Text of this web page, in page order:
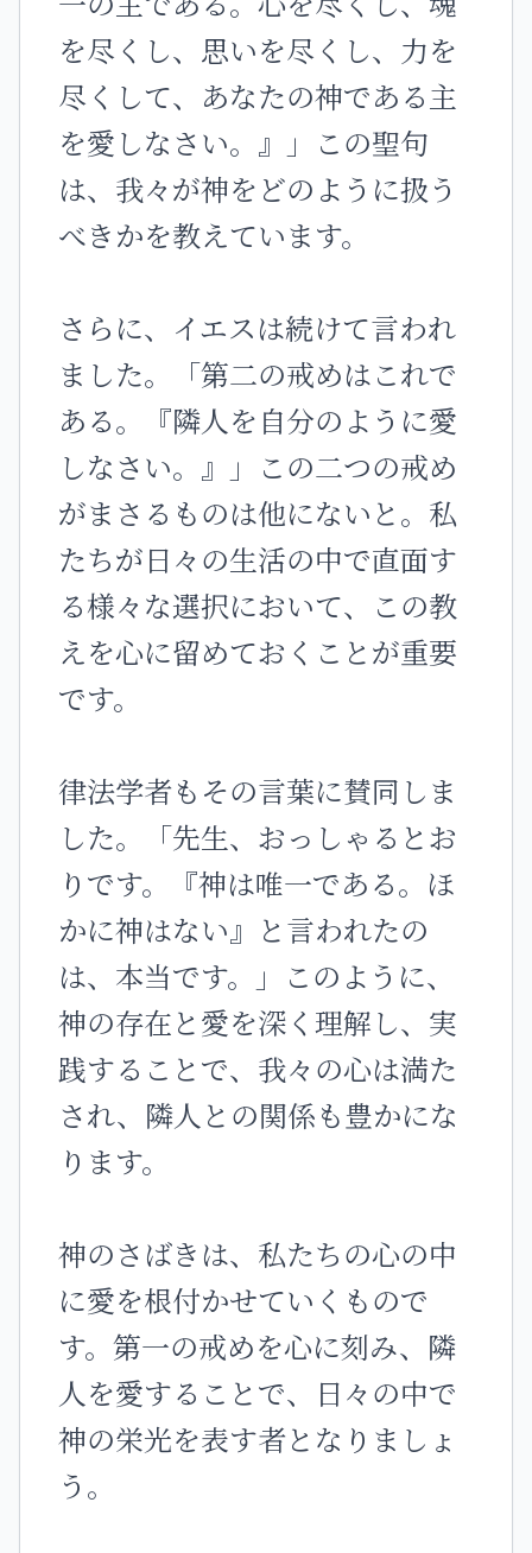
を尽くし、思いを尽くし、力を
尽くして、あなたの神である主
を愛しなさい。』」この聖句
は、我々が神をどのように扱う
べきかを教えています。
さらに、イエスは続けて言われ
ました。「第二の戒めはこれで
ある。『隣人を自分のように愛
しなさい。』」この二つの戒め
がまさるものは他にないと。私
たちが日々の生活の中で直面す
る様々な選択において、この教
えを心に留めておくことが重要
です。
律法学者もその言葉に賛同しま
した。「先生、おっしゃるとお
りです。『神は唯一である。ほ
かに神はない』と言われたの
は、本当です。」このように、
神の存在と愛を深く理解し、実
践することで、我々の心は満た
され、隣人との関係も豊かにな
ります。
神のさばきは、私たちの心の中
に愛を根付かせていくもので
す。第一の戒めを心に刻み、隣
人を愛することで、日々の中で
神の栄光を表す者となりましょ
う。